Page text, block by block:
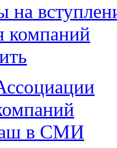
на
компаний
в СМИ